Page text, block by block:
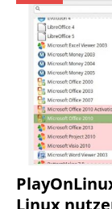
Linux